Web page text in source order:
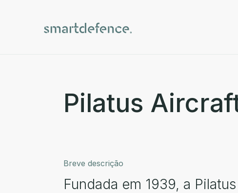
Pilatus
Breve descrição
Fundada em 1939, a